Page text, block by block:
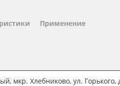
Применение
мкр. Хлебниково, ул.